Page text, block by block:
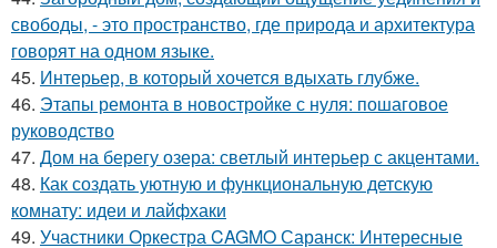
свободы, - это пространство, где природа и архитектура
говорят на одном языке.
45. Интерьер, в который хочется вдыхать глубже.
46. Этапы ремонта в новостройке с нуля: пошаговое
руководство
47. Дом на берегу озера: светлый интерьер с акцентами.
48. Как создать уютную и функциональную детскую
комнату: идеи и лайфхаки
49. Участники Оркестра CAGMO Саранск: Интересные